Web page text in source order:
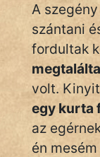
Mitológia
Monda
Novella
És
Elbeszélés
Regény
A
szántani
fordultak
megtalálta
volt.
egy kurta
az
én